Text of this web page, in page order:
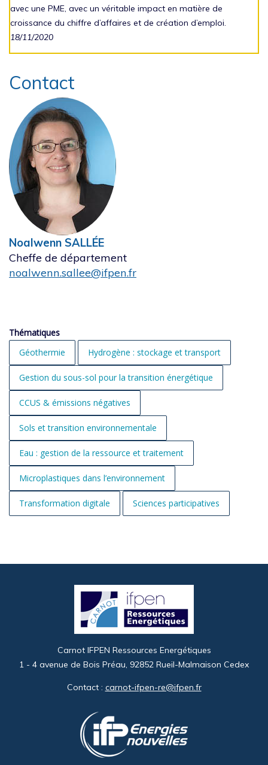
avec une PME, avec un véritable impact en matière de
croissance du chiffre d’affaires et de création d’emploi.
18/11/2020
Contact
Noalwenn SALLÉE
Cheffe de département
noalwenn.sallee@ifpen.fr
Thématiques
Géothermie
Hydrogène : stockage et transport
Gestion du sous-sol pour la transition énergétique
CCUS & émissions négatives
Sols et transition environnementale
Eau : gestion de la ressource et traitement
Microplastiques dans l’environnement
Transformation digitale Sciences participatives
Carnot IFPEN Ressources Energétiques
1 - 4 avenue de Bois Préau, 92852 Rueil-Malmaison Cedex
Contact : carnot-ifpen-re@ifpen.fr